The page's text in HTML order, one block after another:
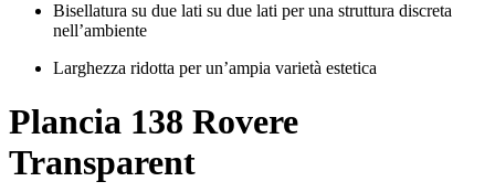
Bisellatura su due lati su due lati per una struttura discreta
nell’ambiente
Larghezza ridotta per un’ampia varietà estetica
Plancia 138 Rovere
Transparent